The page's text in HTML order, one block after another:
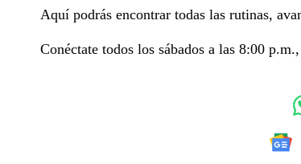
Aquí podrás encontrar todas las rutinas,
Conéctate todos los sábados a las 8:00